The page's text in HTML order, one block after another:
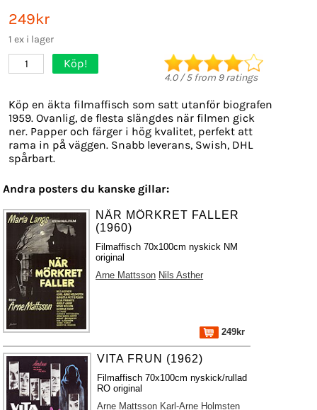
249kr
1 ex i lager
1 Köp!
4.0/5from 9ratings
Köp en äkta filmaffisch som satt utanför biografen
1959. Ovanlig, de flesta slängdes när filmen gick
ner. Papper och färger i hög kvalitet, perfekt att
rama in på väggen. Snabb leverans, Swish, DHL
spårbart.
Andra posters du kanske gillar:
NÄR MÖRKRET FALLER
(1960)
Filmaffisch 70x100cm nyskick NM
original
Arne Mattsson Nils Asther
249kr
VITA FRUN (1962)
Filmaffisch 70x100cm nyskick/rullad
RO original
Arne Mattsson Karl-Arne Holmsten